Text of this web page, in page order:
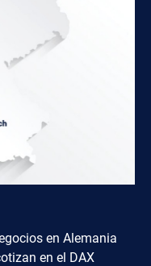
en Alemania
en el DAX